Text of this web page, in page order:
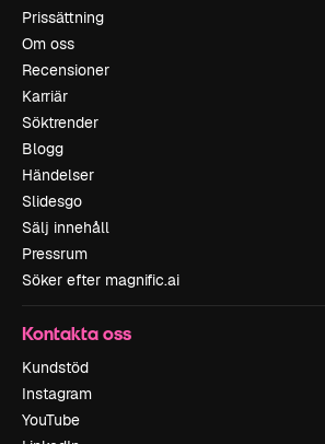
Prissättning
Om oss
Recensioner
Karriär
Söktrender
Blogg
Händelser
Slidesgo
Sälj innehåll
Pressrum
Söker efter magnific.ai
Kontakta oss
Kundstöd
Instagram
YouTube